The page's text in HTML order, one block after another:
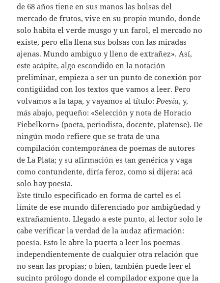
de 68 años tiene en sus manos las bolsas del
mercado de frutos, vive en su propio mundo, donde
solo habita el verde musgo y un farol, el mercado no
existe, pero ella llena sus bolsas con las miradas
ajenas. Mundo ambiguo y lleno de extrañez». Así,
este acápite, algo escondido en la notación
preliminar, empieza a ser un punto de conexión por
contigüidad con los textos que vamos a leer. Pero
volvamos a la tapa, y vayamos al título: Poesía, y,
más abajo, pequeño: «Selección y nota de Horacio
Fiebelkorn» (poeta, periodista, docente, platense). De
ningún modo refiere que se trata de una
compilación contemporánea de poemas de autores
de La Plata; y su afirmación es tan genérica y vaga
como contundente, diría feroz, como si dijera: acá
solo hay poesía.
Este título especificado en forma de cartel es el
límite de ese mundo diferenciado por ambigüedad y
extrañamiento. Llegado a este punto, al lector solo le
cabe verificar la verdad de la audaz afirmación:
poesía. Esto le abre la puerta a leer los poemas
independientemente de cualquier otra relación que
no sean las propias; o bien, también puede leer el
sucinto prólogo donde el compilador expone que la